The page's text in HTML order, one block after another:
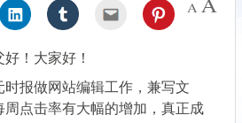
！大家好！
报做网站编辑工作，兼写文
点击率有大幅的增加，真正成